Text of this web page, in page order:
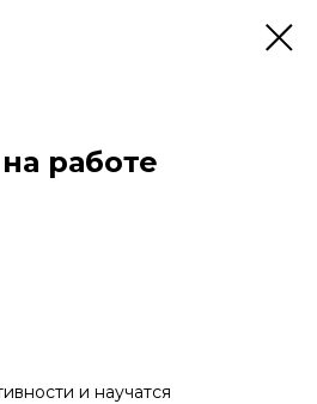
работе
и научатся